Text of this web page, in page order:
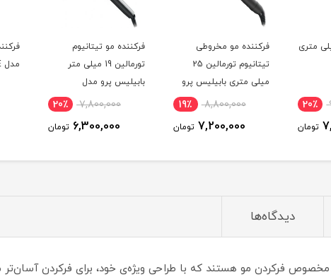
مو 32 میلی متری
20٪
تومان
فرکننده مو مخروطی
تیتانیوم تورمالین 25
میلی متری بابیلیس پرو
8,800,000 19٪
7,200,000 تومان
فرکننده مو تیتانیوم
تورمالین 19 میلی متر
بابیلیس پرو مدل
7,800,000 20٪
6,300,000 تومان
مدل BAB2272TTE
دیدگاه‌ها
فرکردن مو هستند که با طراحی ویژه‌ی خود، برای فرکردن